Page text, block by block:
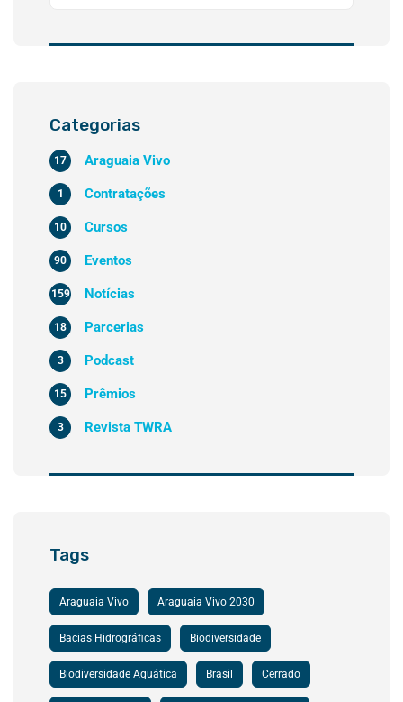
Categorias
Araguaia Vivo
17
Contratações
1
Cursos
10
Eventos
90
Notícias
159
Parcerias
18
Podcast
3
Prêmios
15
Revista TWRA
3
Tags
Araguaia Vivo Araguaia Vivo 2030
Bacias Hidrográficas Biodiversidade
Biodiversidade Aquática Brasil Cerrado